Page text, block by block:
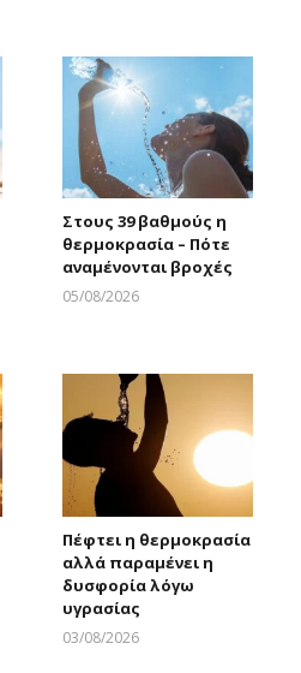
Στους 39 βαθμούς η
θερμοκρασία – Πότε
αναμένονται βροχές
05/08/2026
Πέφτει η θερμοκρασία
αλλά παραμένει η
δυσφορία λόγω
υγρασίας
03/08/2026